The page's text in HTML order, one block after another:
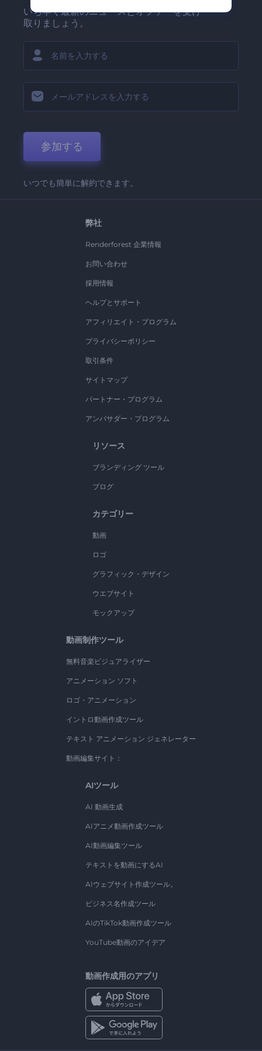
いち早く最新のニュースとオファーを受け
取りましょう。
参加する
いつでも簡単に解約できます。
弊社
Renderforest 企業情報
お問い合わせ
採用情報
ヘルプとサポート
アフィリエイト・プログラム
プライバシーポリシー
取引条件
サイトマップ
パートナー・プログラム
アンバサダー・プログラム
リソース
ブランディング ツール
ブログ
カテゴリー
動画
ロゴ
グラフィック・デザイン
ウエブサイト
モックアップ
動画制作ツール
無料音楽ビジュアライザー
アニメーション ソフト
ロゴ・アニメーション
イントロ動画作成ツール
テキスト アニメーション ジェネレーター
動画編集サイト：
AIツール
AI 動画生成
AIアニメ動画作成ツール
AI動画編集ツール
テキストを動画にするAI
AIウェブサイト作成ツール。
ビジネス名作成ツール
AIのTikTok動画作成ツール
YouTube動画のアイデア
動画作成用のアプリ